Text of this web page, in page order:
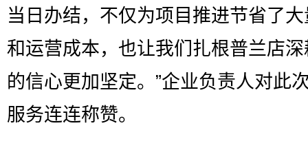
当日办结，不仅为项目推进节省了
和运营成本，也让我们扎根普兰店
的信心更加坚定。”企业负责人对此
服务连连称赞。